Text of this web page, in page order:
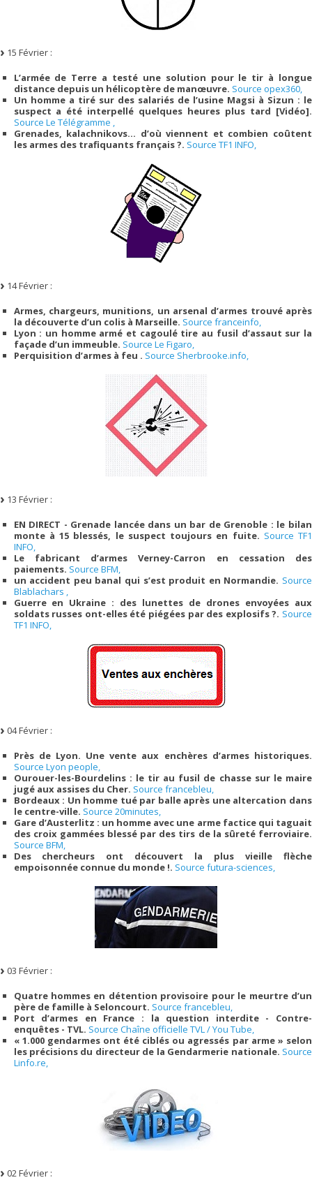
15 Février :
L’armée de Terre a testé une solution pour le tir à longue
distance depuis un hélicoptère de manœuvre. Source opex360,
Un homme a tiré sur des salariés de l’usine Magsi à Sizun : le
suspect a été interpellé quelques heures plus tard [Vidéo].
Source Le Télégramme ,
Grenades, kalachnikovs… d’où viennent et combien coûtent
les armes des trafiquants français ?. Source TF1 INFO,
14 Février :
Armes, chargeurs, munitions, un arsenal d’armes trouvé après
la découverte d’un colis à Marseille. Source franceinfo,
Lyon : un homme armé et cagoulé tire au fusil d’assaut sur la
façade d’un immeuble. Source Le Figaro,
Perquisition d’armes à feu . Source Sherbrooke.info,
13 Février :
EN DIRECT - Grenade lancée dans un bar de Grenoble : le bilan
monte à 15 blessés, le suspect toujours en fuite. Source TF1
INFO,
Le fabricant d’armes Verney-Carron en cessation des
paiements. Source BFM,
un accident peu banal qui s’est produit en Normandie. Source
Blablachars ,
Guerre en Ukraine : des lunettes de drones envoyées aux
soldats russes ont-elles été piégées par des explosifs ?. Source
TF1 INFO,
04 Février :
Près de Lyon. Une vente aux enchères d’armes historiques.
Source Lyon people,
Ourouer-les-Bourdelins : le tir au fusil de chasse sur le maire
jugé aux assises du Cher. Source francebleu,
Bordeaux : Un homme tué par balle après une altercation dans
le centre-ville. Source 20minutes,
Gare d’Austerlitz : un homme avec une arme factice qui taguait
des croix gammées blessé par des tirs de la sûreté ferroviaire.
Source BFM,
Des chercheurs ont découvert la plus vieille flèche
empoisonnée connue du monde !. Source futura-sciences,
03 Février :
Quatre hommes en détention provisoire pour le meurtre d’un
père de famille à Seloncourt. Source francebleu,
Port d’armes en France : la question interdite - Contre-
enquêtes - TVL. Source Chaîne officielle TVL / You Tube,
« 1.000 gendarmes ont été ciblés ou agressés par arme » selon
les précisions du directeur de la Gendarmerie nationale. Source
Linfo.re,
02 Février :